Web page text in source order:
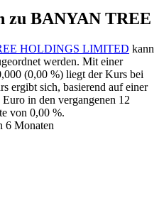
zu BANYAN TREE
HOLDINGS LIMITED kann
werden. Mit einer
(0,00 %) liegt der Kurs bei
ergibt sich, basierend auf einer
Euro in den vergangenen 12
von 0,00 %.
6 Monaten